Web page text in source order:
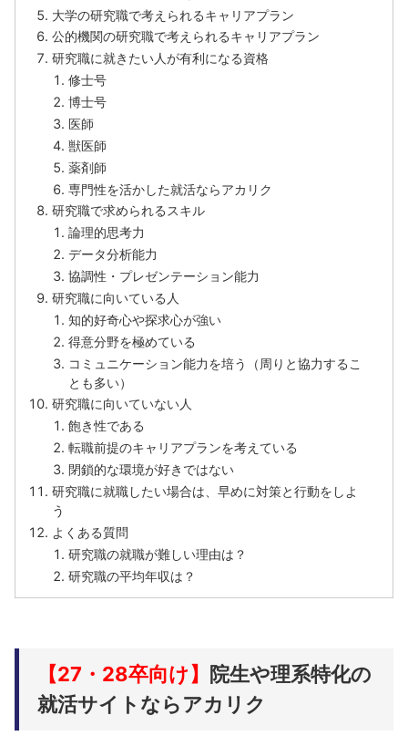
大学の研究職で考えられるキャリアプラン
公的機関の研究職で考えられるキャリアプラン
研究職に就きたい人が有利になる資格
修士号
博士号
医師
獣医師
薬剤師
専門性を活かした就活ならアカリク
研究職で求められるスキル
論理的思考力
データ分析能力
協調性・プレゼンテーション能力
研究職に向いている人
知的好奇心や探求心が強い
得意分野を極めている
コミュニケーション能力を培う（周りと協力するこ
とも多い）
研究職に向いていない人
飽き性である
転職前提のキャリアプランを考えている
閉鎖的な環境が好きではない
研究職に就職したい場合は、早めに対策と行動をしよ
う
よくある質問
研究職の就職が難しい理由は？
研究職の平均年収は？
【27・28卒向け】
院生や理系特化の
就活サイトならアカリク